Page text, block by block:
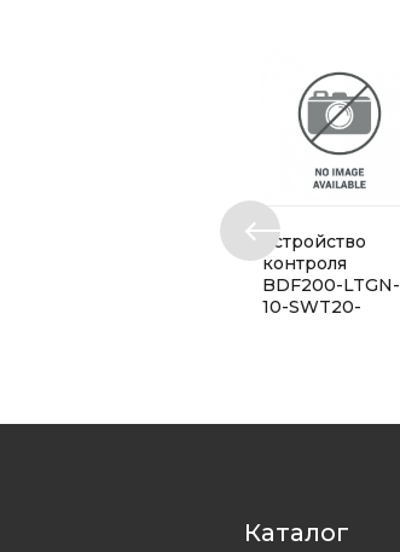
Устройство
контроля
BDF200-LTGN-
10-SWT20-
Каталог